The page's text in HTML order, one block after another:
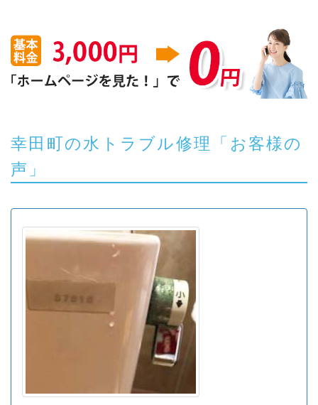
幸田町の水トラブル修理「お客様の
声」